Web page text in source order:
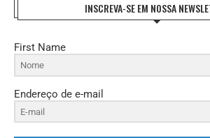
INSCREVA-SE EM NOSSA
First Name
Endereço de e-mail